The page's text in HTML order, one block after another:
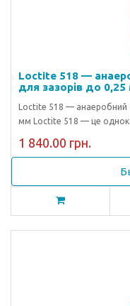
Loctite 518 —
для зазорів до
Loctite 518 — анаеробний
мм Loctite 518 — це
1 840.00 грн.